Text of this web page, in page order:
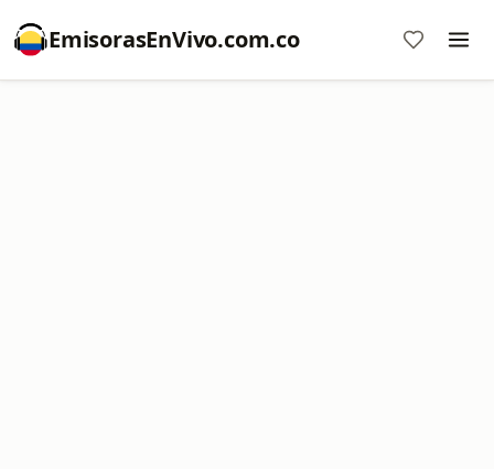
EmisorasEnVivo.com.co